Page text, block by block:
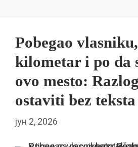
Pobegao
kilometar i po da
ovo mesto:
ostaviti bez teksta
јун 2, 2026